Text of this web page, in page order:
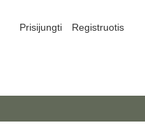
Prisijungti Registruotis